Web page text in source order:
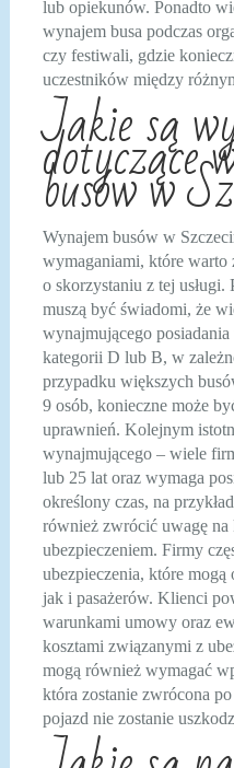
lub opiekunów. Ponadto
wynajem busa podczas
czy festiwali, gdzie
uczestników między
Jakie są
dotyczące
busów w
Wynajem busów w
wymaganiami, które warto
o skorzystaniu z tej
muszą być świadomi, że
wynajmującego
kategorii D lub B, w
przypadku większych
9 osób, konieczne może
uprawnień. Kolejnym
wynajmującego – wiele
lub 25 lat oraz wymaga
określony czas, na
również zwrócić uwagę na
ubezpieczeniem. Firmy
ubezpieczenia, które
jak i pasażerów. Klienci
warunkami umowy oraz
kosztami związanymi z
mogą również wymagać
która zostanie zwrócona
pojazd nie zostanie